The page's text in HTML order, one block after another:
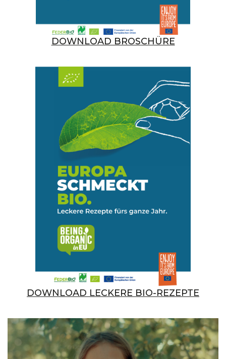
DOWNLOAD BROSCHÜRE
DOWNLOAD LECKERE BIO-REZEPTE